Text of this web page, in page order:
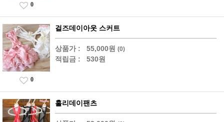
0
걸즈데이아웃 스커트
상품가 : 55,000원 (0)
적립금 : 530원
0
홀리데이팬츠